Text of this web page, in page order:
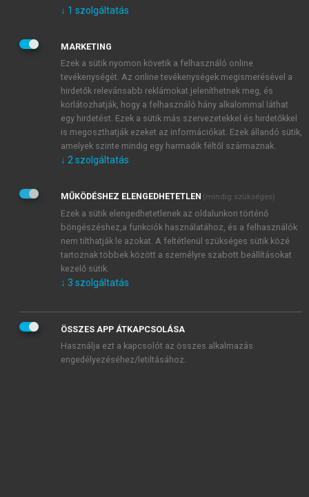
JELSZÓ
JELSZÓ ÚJRA
Kérek értesítést a MeRSZ újdonságairól, akcióiról.
Kérek értesítést az Akadémiai Kiadó Zrt. újdonságairól,
Adatkezelési tájékoztatóbanfoglaltakat tudomásul
veszem és elfogadom.
Általános vásárlási feltételeket, valamint a szotar.netés a
mersz.huoldalak licencszerződéseiben foglaltakat
tudomásul veszem és elfogadom.
KIPRÓBÁLOM
↓ 1 szolgáltatás
MARKETING
Ezek a sütik nyomon követik a felhasználó online
tevékenységét. Az online tevékenységek megismerésével a
hirdetők relevánsabb reklámokat jeleníthetnek meg, és
korlátozhatják, hogy a felhasználó hány alkalommal láthat
egy hirdetést. Ezek a sütik más szervezetekkel és hirdetőkkel
is megoszthatják ezeket az információkat. Ezek állandó sütik,
amelyek szinte mindig egy harmadik féltől származnak.
↓ 2 szolgáltatás
MŰKÖDÉSHEZ ELENGEDHETETLEN (mindig szükséges)
Ezek a sütik elengedhetetlenek az oldalunkon történő
böngészéshez,a funkciók használatához, és a felhasználók
nem tilthatják le azokat. A feltétlenül szükséges sütik közé
tartoznak többek között a személyre szabott beállításokat
kezelő sütik.
↓ 3 szolgáltatás
ÖSSZES APP ÁTKAPCSOLÁSA
Használja ezt a kapcsolót az összes alkalmazás
engedélyezéséhez/letiltásához.